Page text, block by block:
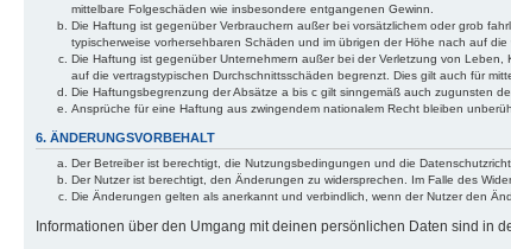
mittelbare Folgeschäden wie insbesondere entgangenen Gewinn.
Die Haftung ist gegenüber Verbrauchern außer bei vorsätzlichem oder grob
typischerweise vorhersehbaren Schäden und im übrigen der Höhe nach auf
Die Haftung ist gegenüber Unternehmern außer bei der Verletzung von
auf die vertragstypischen Durchschnittsschäden begrenzt. Dies gilt auch für
Die Haftungsbegrenzung der Absätze a bis c gilt sinngemäß auch zugunsten
Ansprüche für eine Haftung aus zwingendem nationalem Recht bleiben
6. ÄNDERUNGSVORBEHALT
Der Betreiber ist berechtigt, die Nutzungsbedingungen und die
Der Nutzer ist berechtigt, den Änderungen zu widersprechen. Im Falle des
Die Änderungen gelten als anerkannt und verbindlich, wenn der Nutzer den
Informationen über den Umgang mit deinen persönlichen Daten sind in